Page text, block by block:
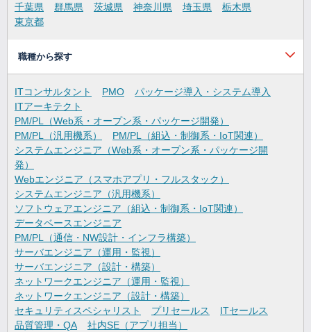
千葉県 群馬県 茨城県 神奈川県 埼玉県
栃木県
東京都
職種から探す
ITコンサルタント PMO
パッケージ導入・システム導入
ITアーキテクト
PM/PL（Web系・オープン系・パッケージ開発）
PM/PL（汎用機系）
PM/PL（組込・制御系・IoT関連）
システムエンジニア（Web系・オープン系・パッケージ開
発）
Webエンジニア（スマホアプリ・フルスタック）
システムエンジニア（汎用機系）
ソフトウェアエンジニア（組込・制御系・IoT関連）
データベースエンジニア
PM/PL（通信・NW設計・インフラ構築）
サーバエンジニア（運用・監視）
サーバエンジニア（設計・構築）
ネットワークエンジニア（運用・監視）
ネットワークエンジニア（設計・構築）
セキュリティスペシャリスト
プリセールス
ITセールス
品質管理・QA
社内SE（アプリ担当）